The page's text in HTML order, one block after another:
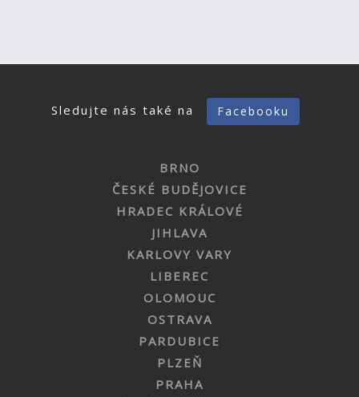
Sledujte nás také na Facebooku
BRNO
ČESKÉ BUDĚJOVICE
HRADEC KRÁLOVÉ
JIHLAVA
KARLOVY VARY
LIBEREC
OLOMOUC
OSTRAVA
PARDUBICE
PLZEŇ
PRAHA